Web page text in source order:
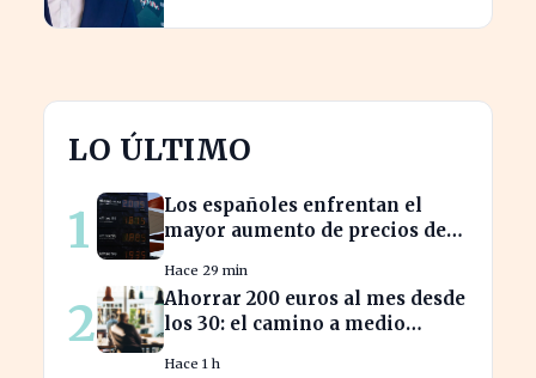
LO ÚLTIMO
1
Los españoles enfrentan el
mayor aumento de precios de
durante el verano
Hace 29 min
2
Ahorrar 200 euros al mes desde
los 30: el camino a medio
Hace 1 h